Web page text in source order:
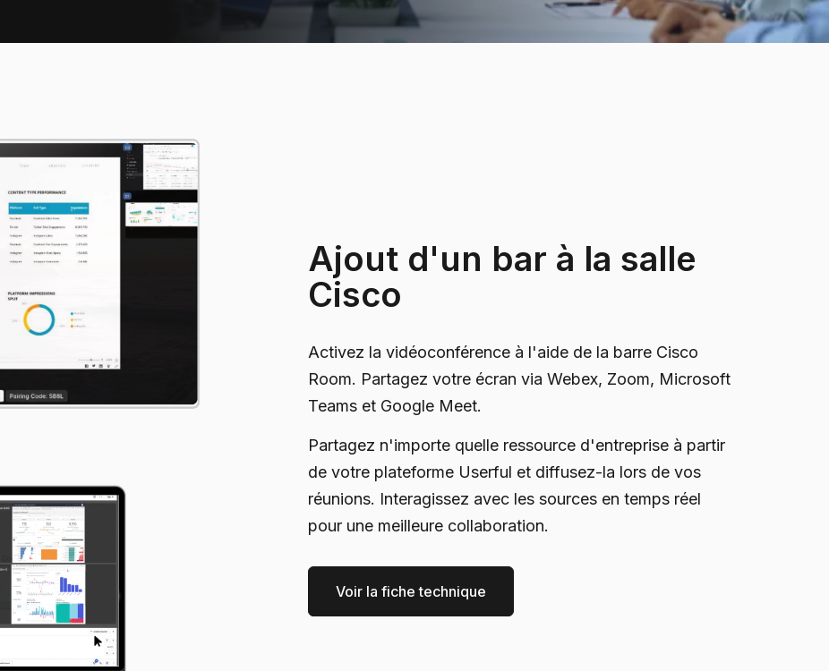
Ajout d'un bar à la salle
Cisco
Activez la vidéoconférence à l'aide de la barre Cisco
Room. Partagez votre écran via Webex, Zoom, Microsoft
Teams et Google Meet.
Partagez n'importe quelle ressource d'entreprise à partir
de votre plateforme Userful et diffusez-la lors de vos
réunions. Interagissez avec les sources en temps réel
pour une meilleure collaboration.
Voir la fiche technique